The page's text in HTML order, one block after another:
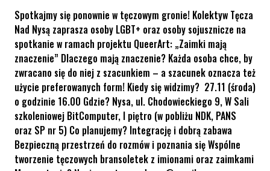
Spotkajmy się ponownie w tęczowym gronie! Kolektyw Tęcza
Nad Nysą zaprasza osoby LGBT+ oraz osoby sojusznicze na
spotkanie w ramach projektu QueerArt: „Zaimki mają
znaczenie” Dlaczego mają znaczenie? Każda osoba chce, by
zwracano się do niej z szacunkiem – a szacunek oznacza też
użycie preferowanych form! Kiedy się widzimy? 27.11 (środa)
o godzinie 16.00 Gdzie? Nysa, ul. Chodowieckiego 9, W Sali
szkoleniowej BitComputer, I piętro (w pobliżu NDK, PANS
oraz SP nr 5) Co planujemy? Integrację i dobrą zabawa
Bezpieczną przestrzeń do rozmów i poznania się Wspólne
tworzenie tęczowych bransoletek z imionami oraz zaimkami